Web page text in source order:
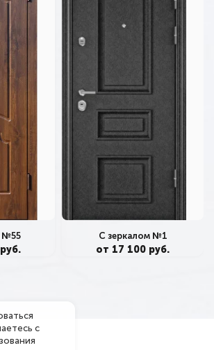
№55 С зеркалом №1
от 17 100 руб.
с